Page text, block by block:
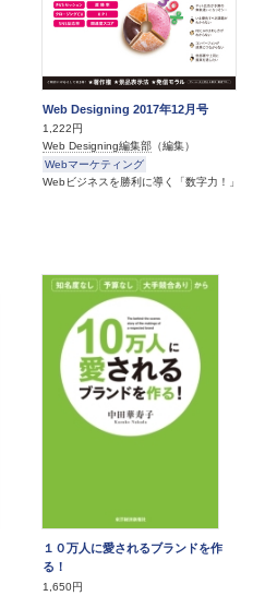
Web Designing 2017年12月号
1,222円
Web Designing編集部 （編集）
Webマーケティング
Webビジネスを勝利に導く「数字力！」
１０万人に愛されるブランドを作
る！
1,650円